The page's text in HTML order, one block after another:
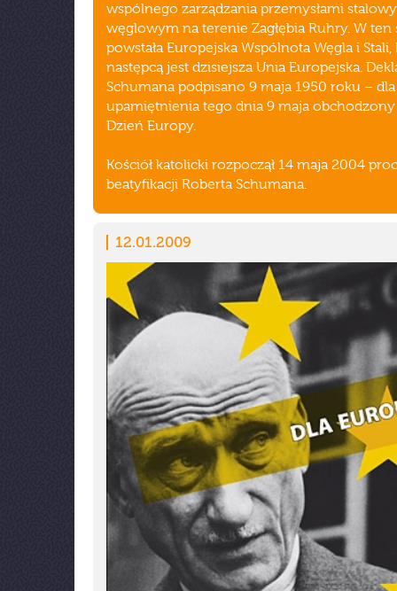
wspólnego zarządzania przemysłami
węglowym na terenie Zagłębia Ruhry. W ten
powstała Europejska Wspólnota Węgla i
następcą jest dzisiejsza Unia Europejska.
Schumana podpisano 9 maja 1950 roku – dla
upamiętnienia tego dnia 9 maja obchodzony
Dzień Europy.
Kościół katolicki rozpoczął 14 maja 2004
beatyfikacji Roberta Schumana.
12.01.2009